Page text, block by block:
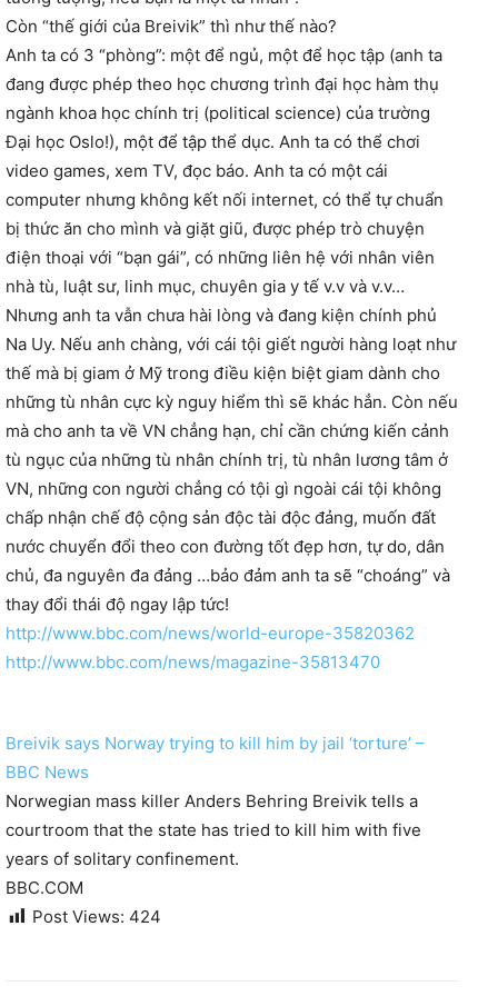
Còn “thế giới của Breivik” thì như thế nào?
Anh ta có 3 “phòng”: một để ngủ, một để học tập (anh ta
đang được phép theo học chương trình đại học hàm thụ
ngành khoa học chính trị (political science) của trường
Đại học Oslo!), một để tập thể dục. Anh ta có thể chơi
video games, xem TV, đọc báo. Anh ta có một cái
computer nhưng không kết nối internet, có thể tự chuẩn
bị thức ăn cho mình và giặt giũ, được phép trò chuyện
điện thoại với “bạn gái”, có những liên hệ với nhân viên
nhà tù, luật sư, linh mục, chuyên gia y tế v.v và v.v…
Nhưng anh ta vẫn chưa hài lòng và đang kiện chính phủ
Na Uy. Nếu anh chàng, với cái tội giết người hàng loạt như
thế mà bị giam ở Mỹ trong điều kiện biệt giam dành cho
những tù nhân cực kỳ nguy hiểm thì sẽ khác hẳn. Còn nếu
mà cho anh ta về VN chẳng hạn, chỉ cần chứng kiến cảnh
tù ngục của những tù nhân chính trị, tù nhân lương tâm ở
VN, những con người chẳng có tội gì ngoài cái tội không
chấp nhận chế độ cộng sản độc tài độc đảng, muốn đất
nước chuyển đổi theo con đường tốt đẹp hơn, tự do, dân
chủ, đa nguyên đa đảng …bảo đảm anh ta sẽ “choáng” và
thay đổi thái độ ngay lập tức!
http://www.bbc.com/news/world-europe-35820362
http://www.bbc.com/news/magazine-35813470
Breivik says Norway trying to kill him by jail ‘torture’ –
BBC News
Norwegian mass killer Anders Behring Breivik tells a
courtroom that the state has tried to kill him with five
years of solitary confinement.
BBC.COM
Post Views: 424